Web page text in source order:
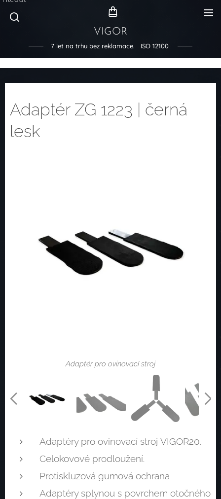
VIGOR
7 let na trhu bez reklamace. ISO 12100
Adaptér ZG 1223 | černá
lesk
Adaptér pro ovinovací stroj
Adaptér pro ovinovací stroj
Adaptér pro ovinovací stroj
Adaptéry pro ovinovací stroj VIGOR20.
Celokovové prodloužení.
Protiskluzová gumová ochrana
Adaptéry splynou s povrchem otočného